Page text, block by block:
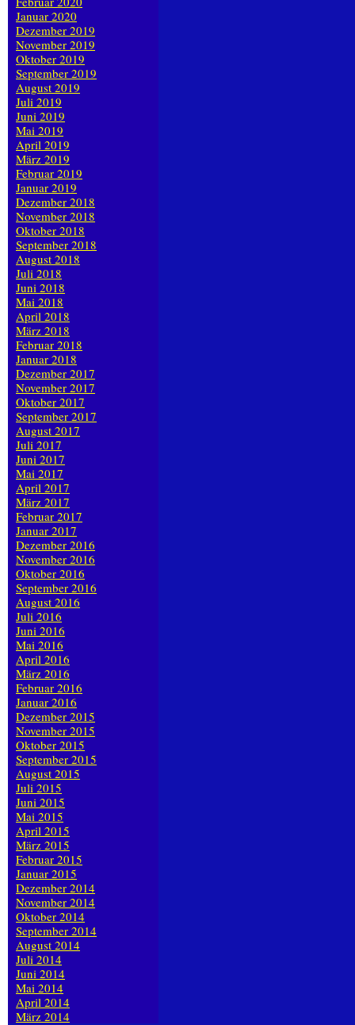
Januar 2020
Dezember 2019
November 2019
Oktober 2019
September 2019
August 2019
Juli 2019
Juni 2019
Mai 2019
April 2019
März 2019
Februar 2019
Januar 2019
Dezember 2018
November 2018
Oktober 2018
September 2018
August 2018
Juli 2018
Juni 2018
Mai 2018
April 2018
März 2018
Februar 2018
Januar 2018
Dezember 2017
November 2017
Oktober 2017
September 2017
August 2017
Juli 2017
Juni 2017
Mai 2017
April 2017
März 2017
Februar 2017
Januar 2017
Dezember 2016
November 2016
Oktober 2016
September 2016
August 2016
Juli 2016
Juni 2016
Mai 2016
April 2016
März 2016
Februar 2016
Januar 2016
Dezember 2015
November 2015
Oktober 2015
September 2015
August 2015
Juli 2015
Juni 2015
Mai 2015
April 2015
März 2015
Februar 2015
Januar 2015
Dezember 2014
November 2014
Oktober 2014
September 2014
August 2014
Juli 2014
Juni 2014
Mai 2014
April 2014
März 2014